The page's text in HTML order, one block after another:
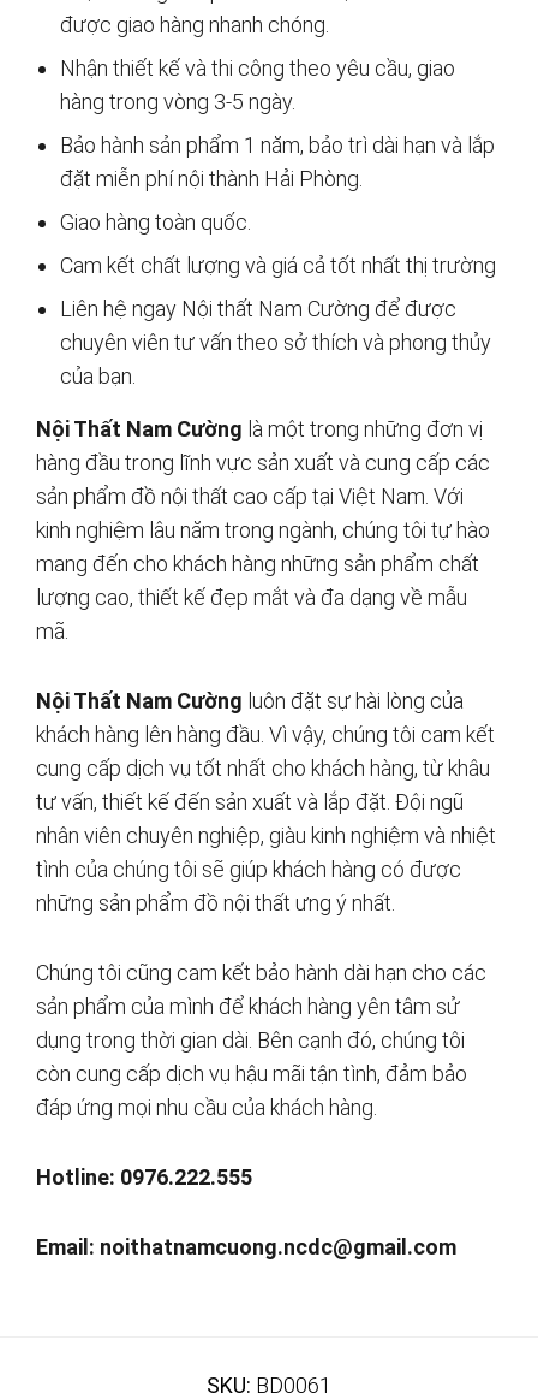
được giao hàng nhanh chóng.
Nhận thiết kế và thi công theo yêu cầu, giao
hàng trong vòng 3-5 ngày.
Bảo hành sản phẩm 1 năm, bảo trì dài hạn và lắp
đặt miễn phí nội thành Hải Phòng.
Giao hàng toàn quốc.
Cam kết chất lượng và giá cả tốt nhất thị trường
Liên hệ ngay Nội thất Nam Cường để được
chuyên viên tư vấn theo sở thích và phong thủy
của bạn.
Nội Thất Nam Cường là một trong những đơn vị
hàng đầu trong lĩnh vực sản xuất và cung cấp các
sản phẩm đồ nội thất cao cấp tại Việt Nam. Với
kinh nghiệm lâu năm trong ngành, chúng tôi tự hào
mang đến cho khách hàng những sản phẩm chất
lượng cao, thiết kế đẹp mắt và đa dạng về mẫu
mã.
Nội Thất Nam Cường luôn đặt sự hài lòng của
khách hàng lên hàng đầu. Vì vậy, chúng tôi cam kết
cung cấp dịch vụ tốt nhất cho khách hàng, từ khâu
tư vấn, thiết kế đến sản xuất và lắp đặt. Đội ngũ
nhân viên chuyên nghiệp, giàu kinh nghiệm và nhiệt
tình của chúng tôi sẽ giúp khách hàng có được
những sản phẩm đồ nội thất ưng ý nhất.
Chúng tôi cũng cam kết bảo hành dài hạn cho các
sản phẩm của mình để khách hàng yên tâm sử
dụng trong thời gian dài. Bên cạnh đó, chúng tôi
còn cung cấp dịch vụ hậu mãi tận tình, đảm bảo
đáp ứng mọi nhu cầu của khách hàng.
Hotline: 0976.222.555
Email: noithatnamcuong.ncdc@gmail.com
SKU: BD0061